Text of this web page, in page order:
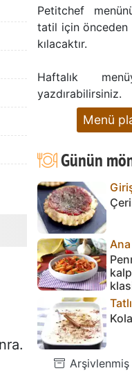
Petitchef
tatil için önceden
kılacaktır.
Haftalık
yazdırabilirsiniz.
Menü
Günün